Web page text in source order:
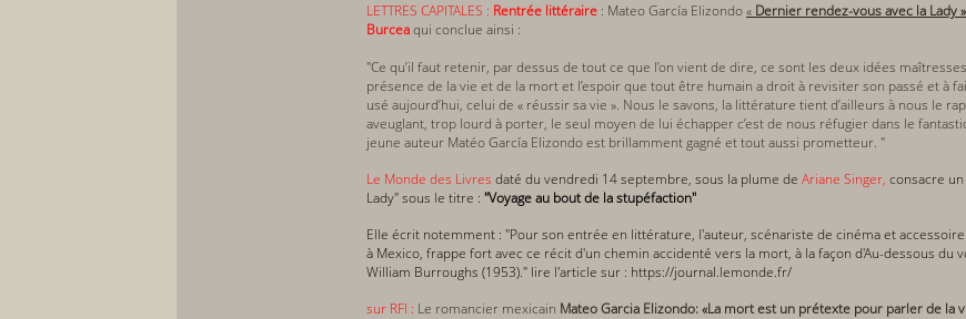
LETTRES CAPITALES : Rentrée littéraire : Mateo García Elizondo« Dernier rendez-vous avec la Lady
Burceaqui conclue ainsi :
"Ce qu’il faut retenir, par dessus de tout ce que l’on vient de dire, ce sont les deux idées
présence de la vie et de la mort et l’espoir que tout être humain a droit à revisiter son passé et à
usé aujourd’hui, celui de « réussir sa vie ». Nous le savons, la littérature tient d’ailleurs à nous le
aveuglant, trop lourd à porter, le seul moyen de lui échapper c’est de nous réfugier dans le
jeune auteur Matéo García Elizondo est brillamment gagné et tout aussi prometteur. "
Le Monde des Livres daté du vendredi 14 septembre, sous la plume de Ariane Singer, consacre
Lady" sous le titre : "Voyage au bout de la stupéfaction"
Elle écrit notemment : "Pour son entrée en littérature, l'auteur, scénariste de cinéma et
à Mexico, frappe fort avec ce récit d'un chemin accidenté vers la mort, à la façon d'Au-dessous du
William Bur­roughs (1953)." lire l'article sur : https://journal.lemonde.fr/
sur RFI : Le romancier mexicain Mateo Garcia Elizondo: «La mort est un prétexte pour parler de la